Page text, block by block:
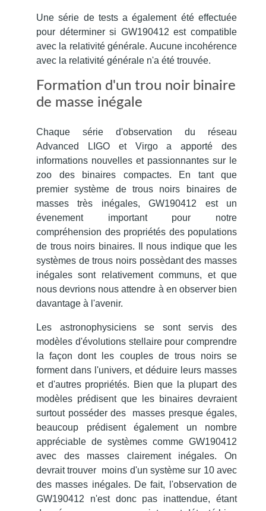
Une série de tests a également été effectuée
pour déterminer si GW190412 est compatible
avec la relativité générale. Aucune incohérence
avec la relativité générale n'a été trouvée.
Formation d'un trou noir binaire
de masse inégale
Chaque série d'observation du réseau
Advanced LIGO et Virgo a apporté des
informations nouvelles et passionnantes sur le
zoo des binaires compactes.
En tant que
premier système de trous noirs binaires de
masses très inégales, GW190412 est un
évenement important pour notre
compréhension des propriétés des populations
de trous noirs binaires. Il nous indique que les
systèmes de trous noirs possèdant des masses
inégales sont relativement communs, et que
nous devrions nous attendre à en observer bien
davantage à l'avenir.
Les astronophysiciens se sont servis des
modèles d'évolutions stellaire pour comprendre
la façon dont les couples de trous noirs se
forment dans l'univers, et déduire leurs masses
et d'autres propriétés. Bien que la plupart des
modèles prédisent que les binaires devraient
surtout posséder des masses presque égales,
beaucoup prédisent également un nombre
appréciable de systèmes comme GW190412
avec des masses clairement inégales. On
devrait trouver moins d'un système sur 10 avec
des masses inégales. De fait, l'observation de
GW190412 n'est donc pas inattendue, étant